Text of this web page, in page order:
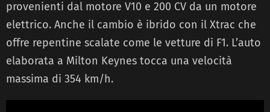
provenienti dal motore V10 e 200 CV da un motore
elettrico. Anche il cambio è ibrido con il Xtrac che
offre repentine scalate come le vetture di F1. L’auto
elaborata a Milton Keynes tocca una velocità
massima di 354 km/h.